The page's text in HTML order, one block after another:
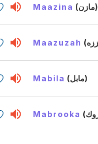
Maazina (مازن)
Maazuzah
Mabila (مابل)
Mabrooka